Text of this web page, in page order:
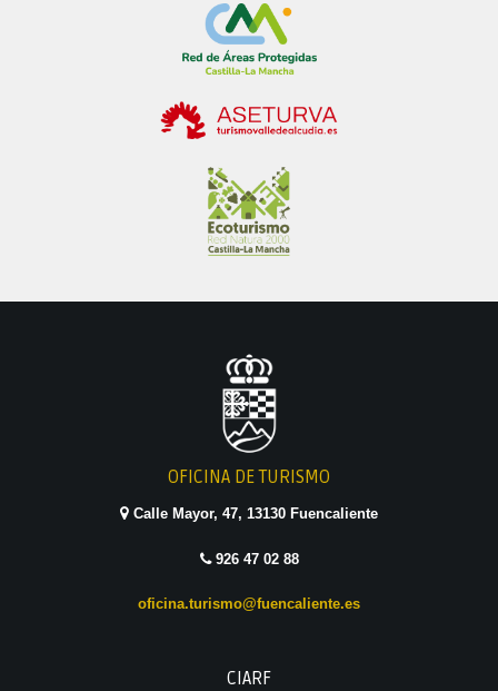
OFICINA DE TURISMO
Calle Mayor, 47, 13130 Fuencaliente
926 47 02 88
oficina.turismo@fuencaliente.es
CIARF